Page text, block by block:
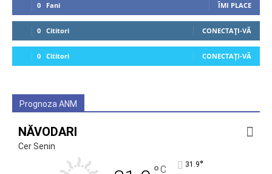
0 Fani ÎMI PLACE
0 Cititori CONECTAȚI-VĂ
0 Cititori CONECTAȚI-VĂ
Prognoza ANM
NĂVODARI
Cer Senin
C 31.9°